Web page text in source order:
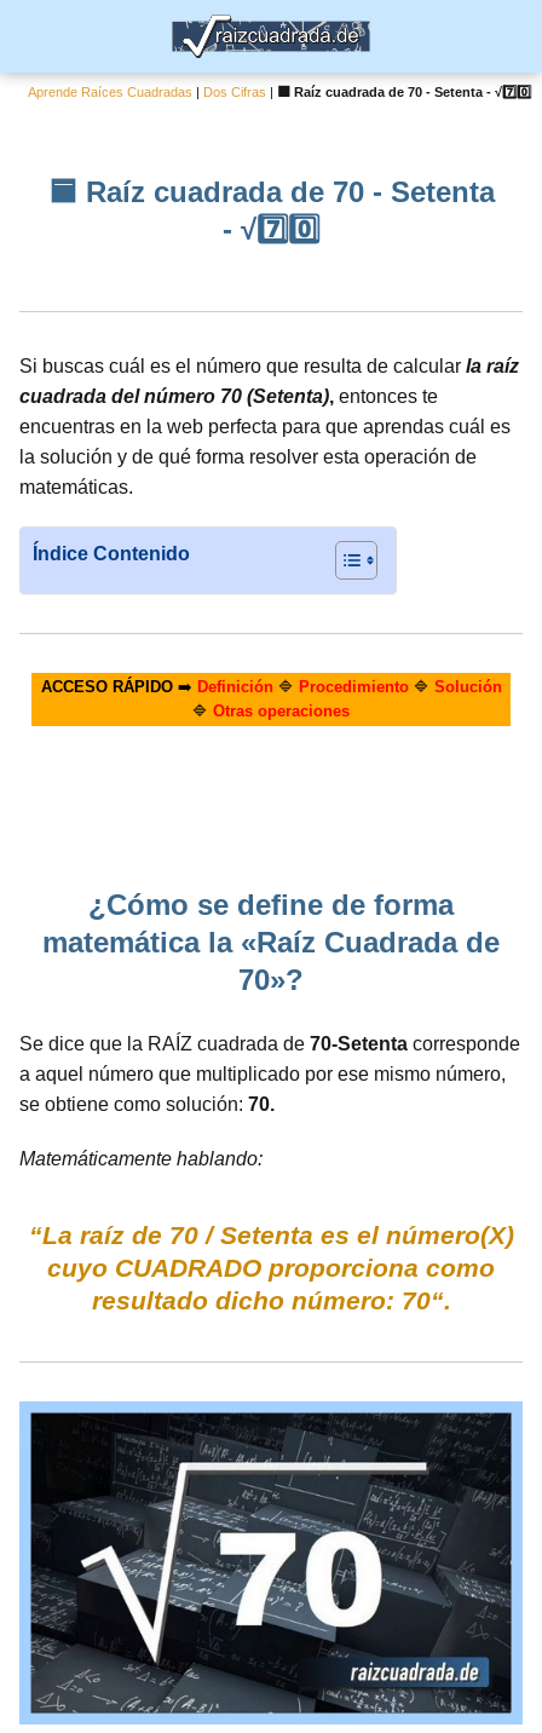
Aprende Raíces Cuadradas | Dos Cifras | 🟦 Raíz cuadrada de 70 - Setenta - √7️⃣0️⃣
🟦 Raíz cuadrada de 70 - Setenta
- √7️⃣0️⃣
Si buscas cuál es el número que resulta de calcular la raíz
cuadrada del número 70 (Setenta), entonces te
encuentras en la web perfecta para que aprendas cuál es
la solución y de qué forma resolver esta operación de
matemáticas.
Índice Contenido
ACCESO RÁPIDO➡️ Definición🔷 Procedimiento🔷 Solución
🔷 Otras operaciones
¿Cómo se define de forma
matemática la «Raíz Cuadrada de
70»?
Se dice que la RAÍZ cuadrada de 70-Setenta corresponde
a aquel número que multiplicado por ese mismo número,
se obtiene como solución: 70.
Matemáticamente hablando:
“La raíz de 70 / Setenta es el número(X)
cuyo CUADRADO proporciona como
resultado dicho número: 70“.